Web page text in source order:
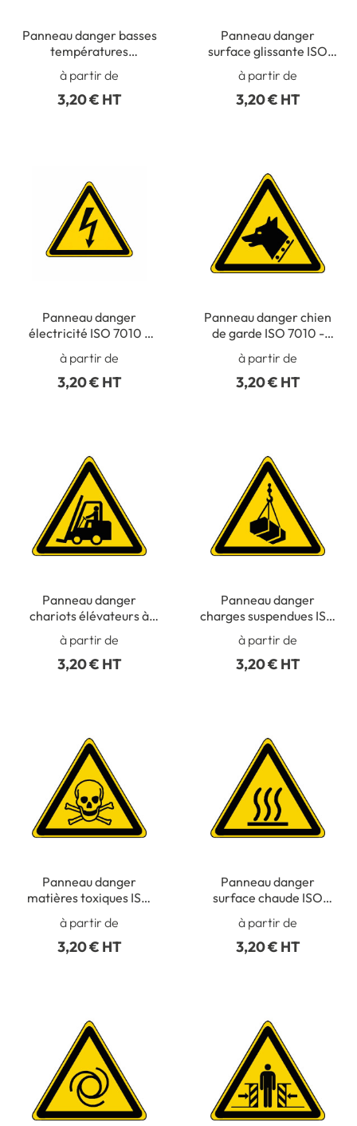
Panneau danger basses
températures
conditions de gel ISO
7010 - W010
à partir de
3,20 € HT
Panneau danger
surface glissante ISO
7010 - W011
à partir de
3,20 € HT
Panneau danger
électricité ISO 7010 -
à partir de
3,20 € HT
Panneau danger chien
de garde ISO 7010 -
à partir de
3,20 € HT
Panneau danger
chariots élévateurs à
fourche et autres
vehicules industriels ISO
7010 - W014
à partir de
3,20 € HT
Panneau danger
charges suspendues ISO
7010 - W015
à partir de
3,20 € HT
Panneau danger
matières toxiques ISO
7010 - W016
à partir de
3,20 € HT
Panneau danger
surface chaude ISO
7010 - W017
à partir de
3,20 € HT